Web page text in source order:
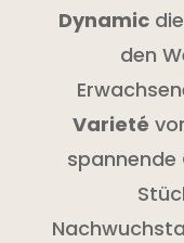
Dynamic
den
Varieté
spannende